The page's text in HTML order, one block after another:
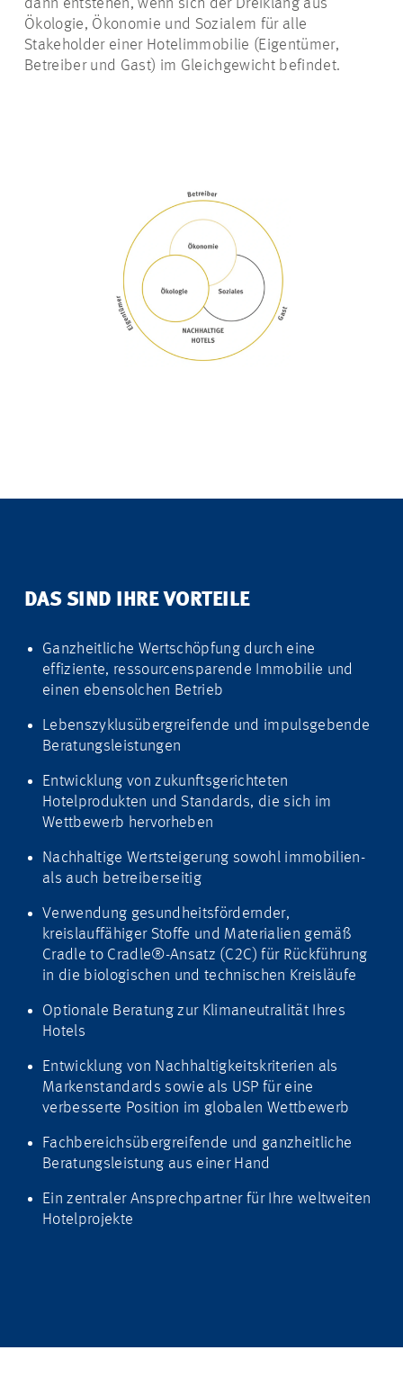
dann entstehen, wenn sich der Dreiklang aus
Ökologie, Ökonomie und Sozialem für alle
Stakeholder einer Hotelimmobilie (Eigentümer,
Betreiber und Gast) im Gleichgewicht befindet.
DAS SIND IHRE VORTEILE
Ganzheitliche Wertschöpfung durch eine
effiziente, ressourcensparende Immobilie und
einen ebensolchen Betrieb
Lebenszyklusübergreifende und impulsgebende
Beratungsleistungen
Entwicklung von zukunftsgerichteten
Hotelprodukten und Standards, die sich im
Wettbewerb hervorheben
Nachhaltige Wertsteigerung sowohl immobilien-
als auch betreiberseitig
Verwendung gesundheitsfördernder,
kreislauffähiger Stoffe und Materialien gemäß
Cradle to Cradle®-Ansatz (C2C) für Rückführung
in die biologischen und technischen Kreisläufe
Optionale Beratung zur Klimaneutralität Ihres
Hotels
Entwicklung von Nachhaltigkeitskriterien als
Markenstandards sowie als USP für eine
verbesserte Position im globalen Wettbewerb
Fachbereichsübergreifende und ganzheitliche
Beratungsleistung aus einer Hand
Ein zentraler Ansprechpartner für Ihre weltweiten
Hotelprojekte